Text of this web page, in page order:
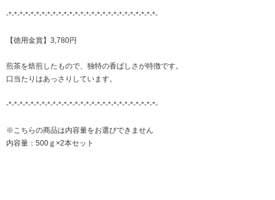
-*-*-*-*-*-*-*-*-*-*-*-*-*-*-*-*-*-*-*-*-*-*-*-*-*-*-*-
【徳用金賞】3,780円
煎茶を焙煎したもので、独特の香ばしさが特徴です。
口当たりはあっさりしています。
-*-*-*-*-*-*-*-*-*-*-*-*-*-*-*-*-*-*-*-*-*-*-*-*-*-*-*-
※こちらの商品は内容量をお選びできません
内容量：500ｇ×2本セット